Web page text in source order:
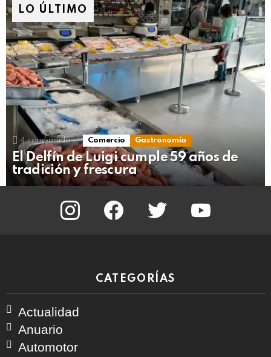
LO ÚLTIMO
4 compartido Comercio Gastronomía
El Delfín de Luigi cumple 59 años de
tradición y frescura
instagram facebook twitter youtube
CATEGORÍAS
Actualidad
Anuario
Automotor